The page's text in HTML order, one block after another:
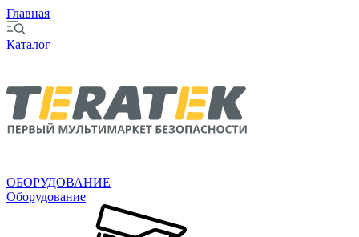
Главная
Каталог
ОБОРУДОВАНИЕ
Оборудование